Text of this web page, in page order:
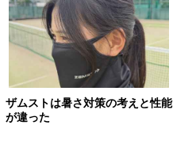
ザムストは暑さ対策の考えと性能
が違った